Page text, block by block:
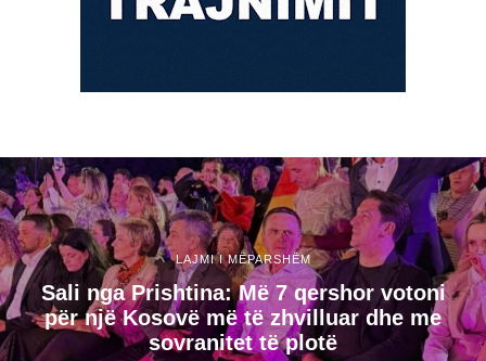
LAJMI I MËPARSHËM
Sali nga Prishtina: Më 7 qershor votoni
për një Kosovë më të zhvilluar dhe me
sovranitet të plotë